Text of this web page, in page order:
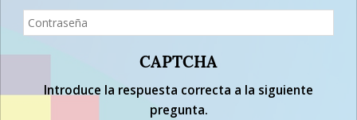
CAPTCHA
Introduce la respuesta correcta a la siguiente
pregunta.